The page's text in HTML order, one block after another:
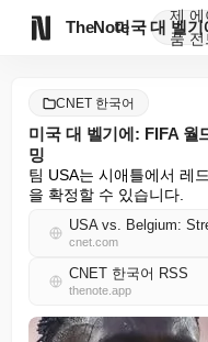
TheNote
제
품
에
전
CNET 한국어
미국 대 벨기에: FIFA 월
밍
팀 USA는 시애틀에서 레
을 확정할 수 있습니다.
cnet.com
CNET 한국어 RSS
thenote.app